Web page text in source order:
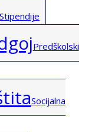
Stipendije
Predškolski
Socijalna